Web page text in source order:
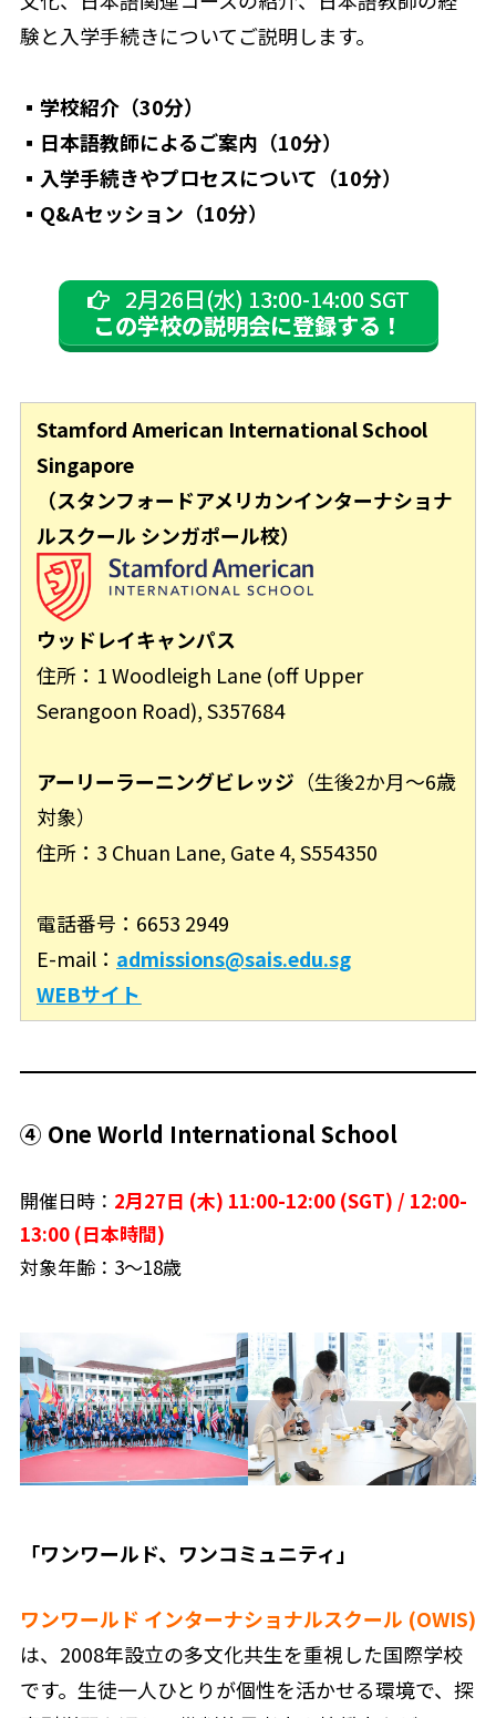
験と入学手続きについてご説明します。
▪学校紹介（30分）
▪日本語教師によるご案内（10分）
▪入学手続きやプロセスについて（10分）
▪Q&Aセッション（10分）
2月26日(水) 13:00-14:00 SGT
この学校の説明会に登録する！
Stamford American International School
Singapore
（スタンフォードアメリカンインターナショナ
ルスクール シンガポール校）
ウッドレイキャンパス
住所：1 Woodleigh Lane (off Upper
Serangoon Road), S357684
アーリーラーニングビレッジ （生後2か月〜6歳
対象）
住所：3 Chuan Lane, Gate 4, S554350
電話番号：6653 2949
E-mail： admissions@sais.edu.sg
WEBサイト
④ One World International School
開催日時： 2月27日 (木) 11:00-12:00 (SGT) / 12:00-
13:00 (日本時間)
対象年齢：3〜18歳
「ワンワールド、ワンコミュニティ」
ワンワールド インターナショナルスクール (OWIS)
は、2008年設立の多文化共生を重視した国際学校
です。生徒一人ひとりが個性を活かせる環境で、探